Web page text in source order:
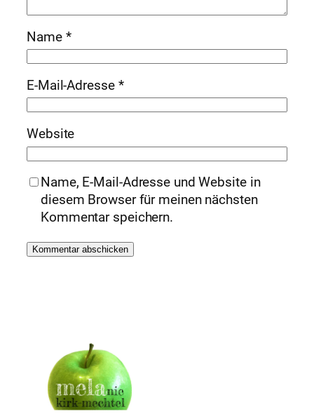
Name *
E-Mail-Adresse *
Website
Name, E-Mail-Adresse und Website in
diesem Browser für meinen nächsten
Kommentar speichern.